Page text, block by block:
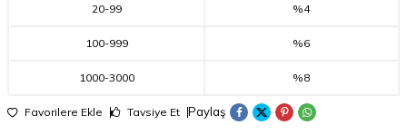
20-99 %4
100-999 %6
1000-3000 %8
Favorilere Ekle Tavsiye Et Paylaş